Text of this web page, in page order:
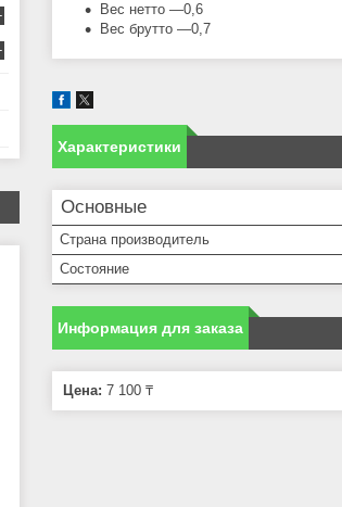
Вес нетто —0,6
Вес брутто —0,7
Характеристики
Основные
Страна производитель
Состояние
Информация для заказа
Цена: 7 100 ₸